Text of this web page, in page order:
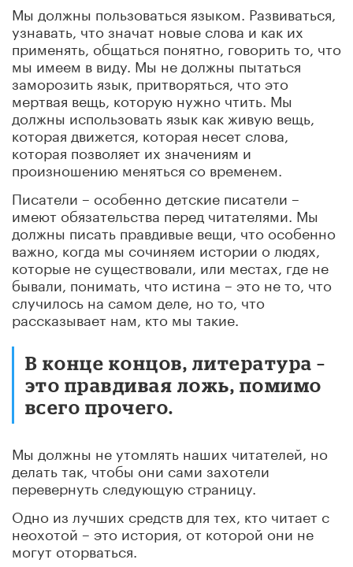
Мы должны пользоваться языком. Развиваться,
узнавать, что значат новые слова и как их
применять, общаться понятно, говорить то, что
мы имеем в виду. Мы не должны пытаться
заморозить язык, притворяться, что это
мертвая вещь, которую нужно чтить. Мы
должны использовать язык как живую вещь,
которая движется, которая несет слова,
которая позволяет их значениям и
произношению меняться со временем.
Писатели – особенно детские писатели –
имеют обязательства перед читателями. Мы
должны писать правдивые вещи, что особенно
важно, когда мы сочиняем истории о людях,
которые не существовали, или местах, где не
бывали, понимать, что истина – это не то, что
случилось на самом деле, но то, что
рассказывает нам, кто мы такие.
В конце концов, литература –
это правдивая ложь, помимо
всего прочего.
Мы должны не утомлять наших читателей, но
делать так, чтобы они сами захотели
перевернуть следующую страницу.
Одно из лучших средств для тех, кто читает с
неохотой – это история, от которой они не
могут оторваться.